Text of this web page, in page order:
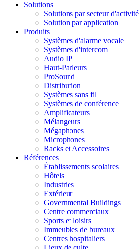
Solutions
Solutions par secteur d'activité
Solution par application
Produits
Systèmes d'alarme vocale
Systèmes d'intercom
Audio IP
Haut-Parleurs
ProSound
Distribution
Systèmes sans fil
Systèmes de conférence
Amplificateurs
Mélangeurs
Mégaphones
Microphones
Racks et Accessoires
Références
Établissements scolaires
Hôtels
Industries
Extérieur
Governmental Buildings
Centre commerciaux
Sports et loisirs
Immeubles de bureaux
Centres hospitaliers
Lieux de culte